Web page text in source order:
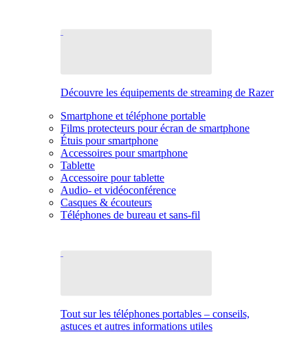
Découvre les équipements de streaming de Razer
Smartphone et téléphone portable
Films protecteurs pour écran de smartphone
Étuis pour smartphone
Accessoires pour smartphone
Tablette
Accessoire pour tablette
Audio- et vidéoconférence
Casques & écouteurs
Téléphones de bureau et sans-fil
Tout sur les téléphones portables – conseils,
astuces et autres informations utiles